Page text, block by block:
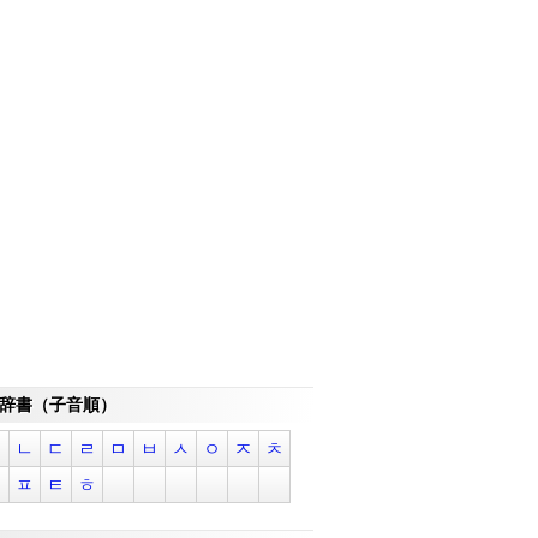
書（子音順）
ㄴ ㄷ ㄹ ㅁ ㅂ ㅅ ㅇ ㅈ
ㅊ
ㅍ ㅌ ㅎ